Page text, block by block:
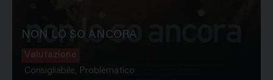
NON LO SO ANCORA
Valutazione
Consigliabile, Problematico